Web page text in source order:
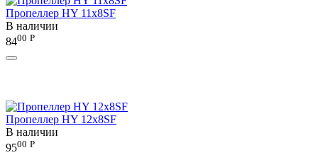
Пропеллер HY 11х8SF
В наличии
8400 Р
Пропеллер HY 12х8SF
В наличии
9500 Р